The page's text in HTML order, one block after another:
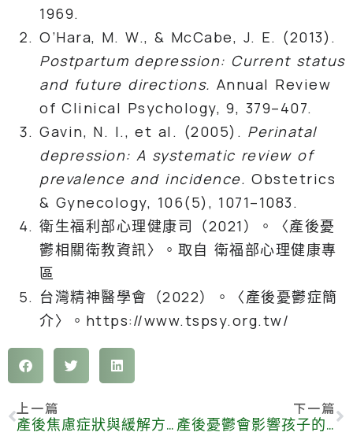
1969.
O’Hara, M. W., & McCabe, J. E. (2013).
Postpartum depression: Current status
and future directions. Annual Review
of Clinical Psychology, 9, 379–407.
Gavin, N. I., et al. (2005). Perinatal
depression: A systematic review of
prevalence and incidence. Obstetrics
& Gynecology, 106(5), 1071–1083.
衛生福利部心理健康司（2021）。〈產後憂
鬱相關衛教資訊〉。取自 衛福部心理健康專
區
台灣精神醫學會（2022）。〈產後憂鬱症簡
介〉。https://www.tspsy.org.tw/
上一篇
產後焦慮症狀與緩解方法｜容貌焦慮、對未來擔憂完整解析
下一篇
產後憂鬱會影響孩子的情感依附關係？5 個步驟教你如何修復